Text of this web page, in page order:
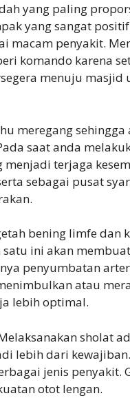
yang paling
yang sangat
macam penyakit.
komando karena
menuju masjid
meregang
saat anda
terjaga
sebagai pusat
bening limfe dan
ini akan
penyumbatan
atau
lebih optimal.
sholat
lebih dari
jenis penyakit.
otot lengan.